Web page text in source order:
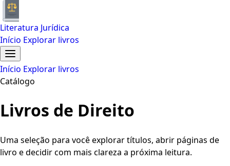
Literatura Jurídica
Início Explorar livros
Início Explorar livros
Catálogo
Livros de Direito
Uma seleção para você explorar títulos, abrir páginas de
livro e decidir com mais clareza a próxima leitura.